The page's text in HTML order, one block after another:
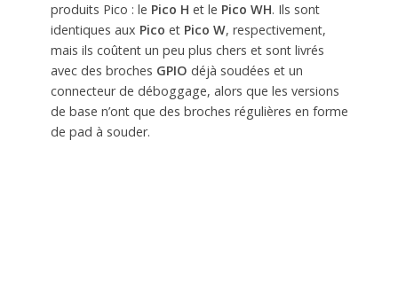
produits Pico : le Pico H et le Pico WH. Ils sont
identiques aux Pico et Pico W, respectivement,
mais ils coûtent un peu plus chers et sont livrés
avec des broches GPIO déjà soudées et un
connecteur de déboggage, alors que les versions
de base n’ont que des broches régulières en forme
de pad à souder.